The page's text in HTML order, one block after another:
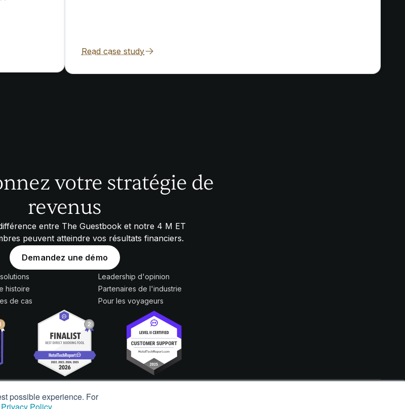
possible experience. For
Read case study
votre stratégie de
revenus
entre The Guestbook et notre 4 M ET
peuvent atteindre vos résultats financiers.
Demandez une démo
histoire
de cas
Leadership d'opinion
Partenaires de l'industrie
Pour les voyageurs
Déclaration d'accessibilité